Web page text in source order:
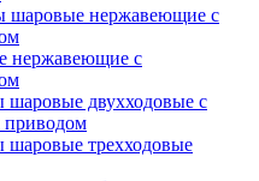
шаровые нержавеющие с
нержавеющие с
шаровые двухходовые с
шаровые трехходовые